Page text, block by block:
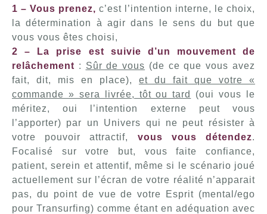
1 – Vous prenez, c’est l’intention interne, le choix,
la détermination à agir dans le sens du but que
vous vous êtes choisi,
2 – La prise est suivie d’un mouvement de
relâchement : Sûr de vous (de ce que vous avez
fait, dit, mis en place), et du fait que votre «
commande » sera livrée, tôt ou tard
(oui vous le
méritez, oui l’intention externe peut vous
l’apporter) par un Univers qui ne peut résister à
votre pouvoir attractif, vous vous détendez.
Focalisé sur votre but, vous faite confiance,
patient, serein et attentif, même si le scénario joué
actuellement sur l’écran de votre réalité n’apparait
pas, du point de vue de votre Esprit (mental/ego
pour Transurfing) comme étant en adéquation avec